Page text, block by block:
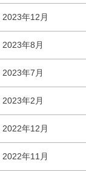
2023年12月
2023年8月
2023年7月
2023年2月
2022年12月
2022年11月